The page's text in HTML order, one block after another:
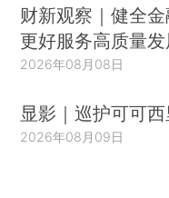
财新观察｜健全
更好服务高质量发
2026年08月08日
显影｜巡护可可西
2026年08月09日